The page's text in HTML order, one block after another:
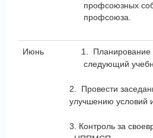
профсоюзных
профсоюза.
Июнь
1. Планирование
следующий
2. Провести
улучшению условий
3. Контроль за